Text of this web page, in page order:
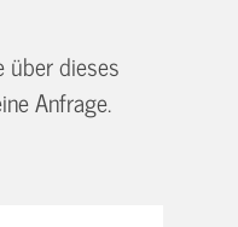
über dieses
Anfrage.